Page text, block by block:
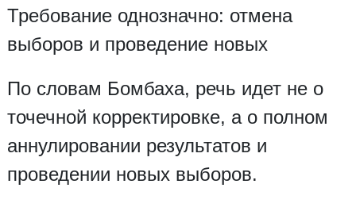
Требование однозначно: отмена
выборов и проведение новых
По словам Бомбаха, речь идет не о
точечной корректировке, а о полном
аннулировании результатов и
проведении новых выборов.